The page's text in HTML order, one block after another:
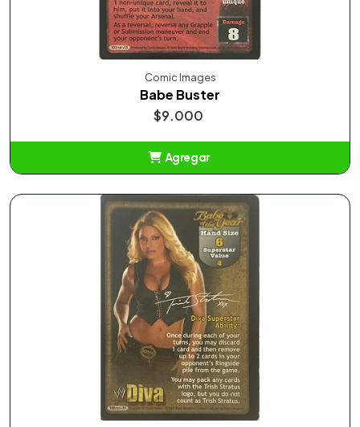
Comic Images
Babe Buster
$9.000
Agregar